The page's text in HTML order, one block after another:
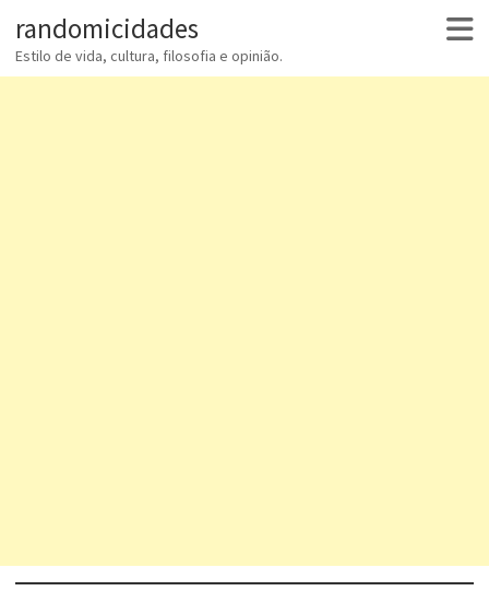
randomicidades
Estilo de vida, cultura, filosofia e opinião.